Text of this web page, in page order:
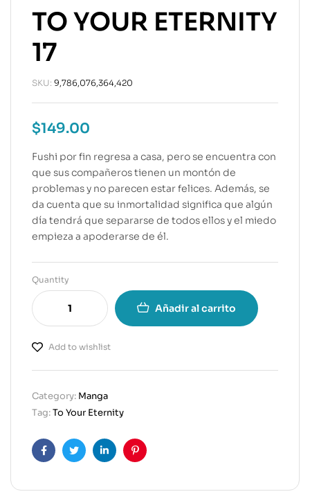
TO YOUR ETERNITY
17
SKU: 9,786,076,364,420
$149.00
Fushi por fin regresa a casa, pero se encuentra con
que sus compañeros tienen un montón de
problemas y no parecen estar felices. Además, se
da cuenta que su inmortalidad significa que algún
día tendrá que separarse de todos ellos y el miedo
empieza a apoderarse de él.
Quantity
Añadir al carrito
Add to wishlist
Category: Manga
Tag:To Your Eternity
FacebookTwitterLinkedinPinterest